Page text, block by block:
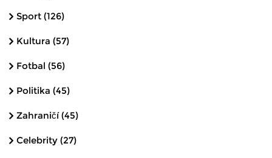
Sport (126)
Kultura (57)
Fotbal (56)
Politika (45)
Zahraničí(45)
Celebrity (27)